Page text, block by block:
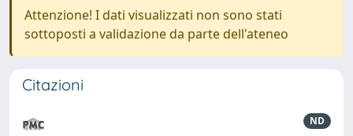
Attenzione! I dati visualizzati non sono stati
sottoposti a validazione da parte dell'ateneo
Citazioni
ND